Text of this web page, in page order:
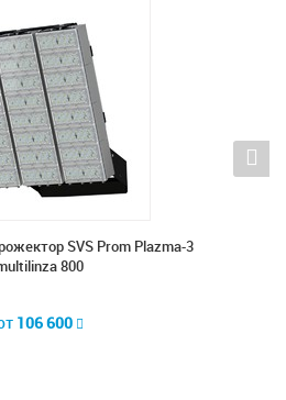
SVS Prom Plazma-3
800
106 600